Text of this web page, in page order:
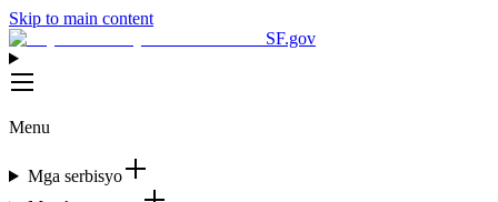
Skip to main content
SF.gov
Menu
Mga serbisyo